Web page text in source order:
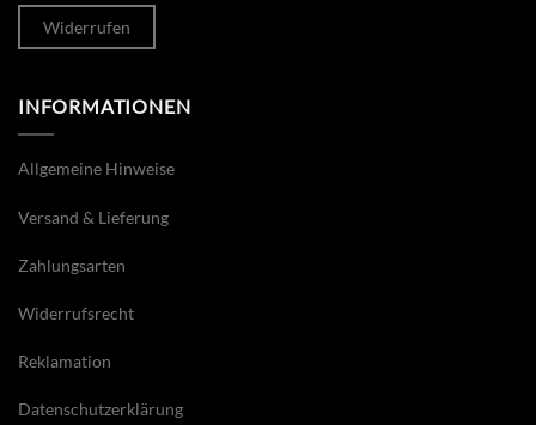
Widerrufen
INFORMATIONEN
Allgemeine Hinweise
Versand & Lieferung
Zahlungsarten
Widerrufsrecht
Reklamation
Datenschutzerklärung